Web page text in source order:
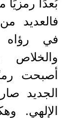
بُعدًا رمزيًا
فالعديد
في رؤاه
والخلاص
أصبحت
الجديد
الإلهي.